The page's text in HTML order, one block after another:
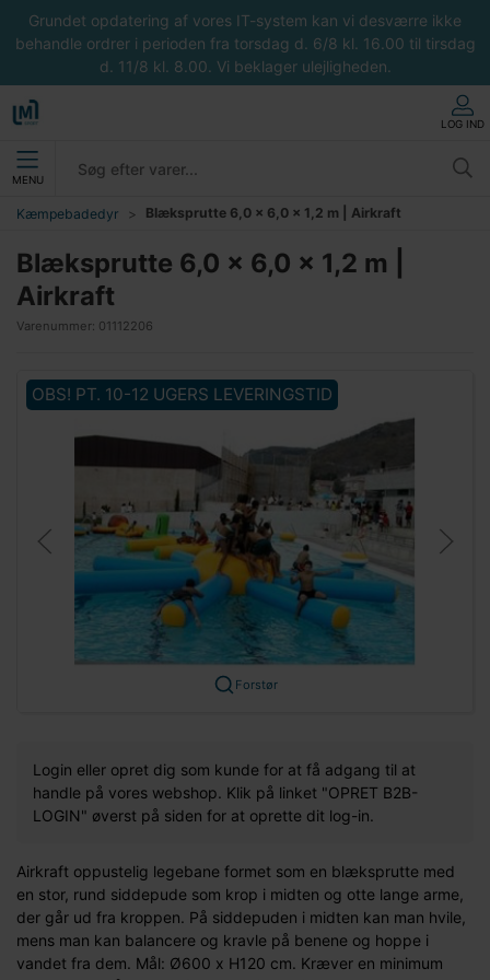
Grundet opdatering af vores IT-system kan vi desværre ikke
behandle ordrer i perioden fra torsdag d. 6/8 kl. 16.00 til tirsdag
d. 11/8 kl. 8.00. Vi beklager ulejligheden.
LOG IND
MENU
Kæmpebadedyr Blæksprutte 6,0 x 6,0 x 1,2 m | Airkraft
Blæksprutte 6,0 x 6,0 x 1,2 m |
Airkraft
Varenummer: 01112206
OBS! PT. 10-12 UGERS LEVERINGSTID
Forstør
Login eller opret dig som kunde for at få adgang til at
handle på vores webshop. Klik på linket "OPRET B2B-
LOGIN" øverst på siden for at oprette dit log-in.
Airkraft oppustelig legebane formet som en blæksprutte med
en stor, rund siddepude som krop i midten og otte lange arme,
der går ud fra kroppen. På siddepuden i midten kan man hvile,
mens man kan balancere og kravle på benene og hoppe i
vandet fra dem. Mål: Ø600 x H120 cm. Kræver en minimum